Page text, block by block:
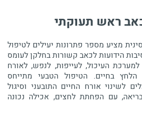
ראש תעוקתי
מציע מספר פתרונות יעילים לטיפול
הידועות לכאב קשורות בחלקן לעומס
העיכול, לעייפות, לנפש, לאורח
בחיים. הטיפול הטבעי מתייחס
לשינוי אורח החיים התובעני וסיגול
עם הפחתת לחצים, אכילה נכונה